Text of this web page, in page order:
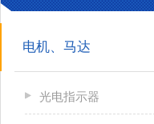
电机、马达
光电指示器